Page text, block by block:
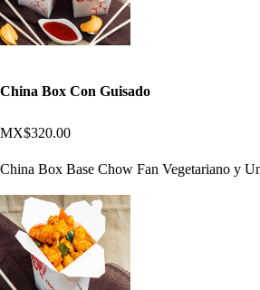
China Box Con Guisado
MX$320.00
China Box Base Chow Fan Vegetariano y